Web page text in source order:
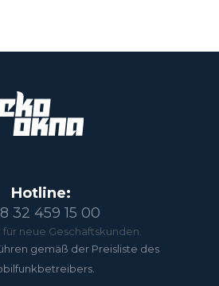
Hotline:
32 459 15 00
neue Geschäftskunden.
gemäß der Preisliste des